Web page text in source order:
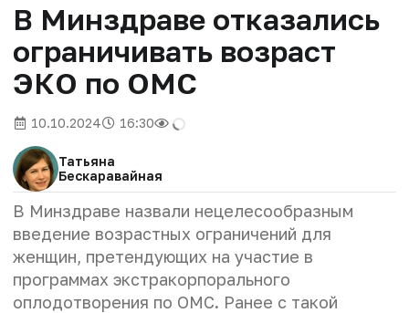
В Минздраве отказались
ограничивать возраст
ЭКО по ОМС
10.10.2024 16:30
Татьяна
Бескаравайная
В Минздраве назвали нецелесообразным
введение возрастных ограничений для
женщин, претендующих на участие в
программах экстракорпорального
оплодотворения по ОМС. Ранее с такой